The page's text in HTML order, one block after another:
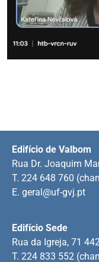
Edifício Sede
Rua da Igreja, 71
T. 224 833 552
Edifício de Valbom
Rua Dr. Joaquim
T. 224 648 760
E. geral@uf-gvj.pt